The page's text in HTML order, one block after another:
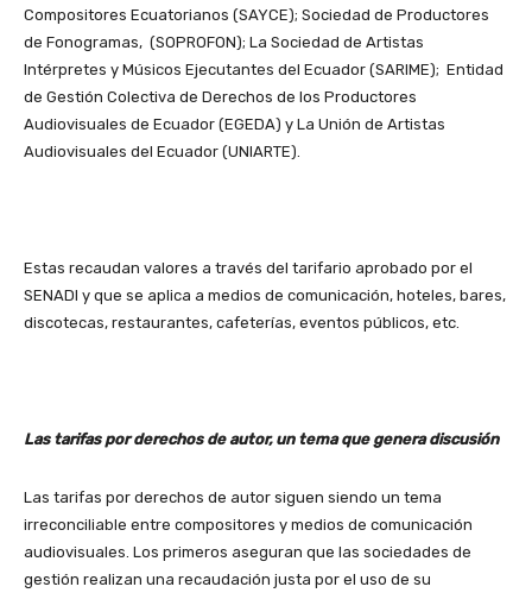
Compositores Ecuatorianos (SAYCE); Sociedad de Productores
de Fonogramas, (SOPROFON); La Sociedad de Artistas
Intérpretes y Músicos Ejecutantes del Ecuador (SARIME); Entidad
de Gestión Colectiva de Derechos de los Productores
Audiovisuales de Ecuador (EGEDA) y La Unión de Artistas
Audiovisuales del Ecuador (UNIARTE).
Estas recaudan valores a través del tarifario aprobado por el
SENADI y que se aplica a medios de comunicación, hoteles, bares,
discotecas, restaurantes, cafeterías, eventos públicos, etc.
Las tarifas por derechos de autor, un tema que genera discusión
Las tarifas por derechos de autor siguen siendo un tema
irreconciliable entre compositores y medios de comunicación
audiovisuales. Los primeros aseguran que las sociedades de
gestión realizan una recaudación justa por el uso de su